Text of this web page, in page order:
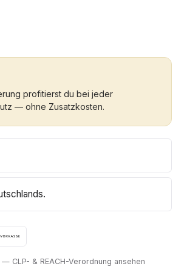
profitierst du bei jeder
— ohne Zusatzkosten.
CLP- & REACH-Verordnung ansehen